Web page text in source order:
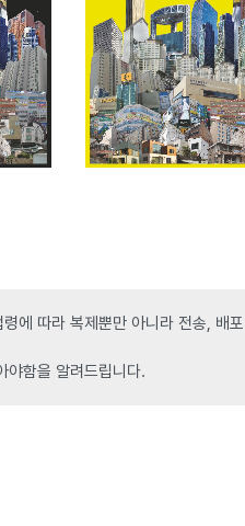
에 따라 복제뿐만 아니라 전송, 배
야함을 알려드립니다.